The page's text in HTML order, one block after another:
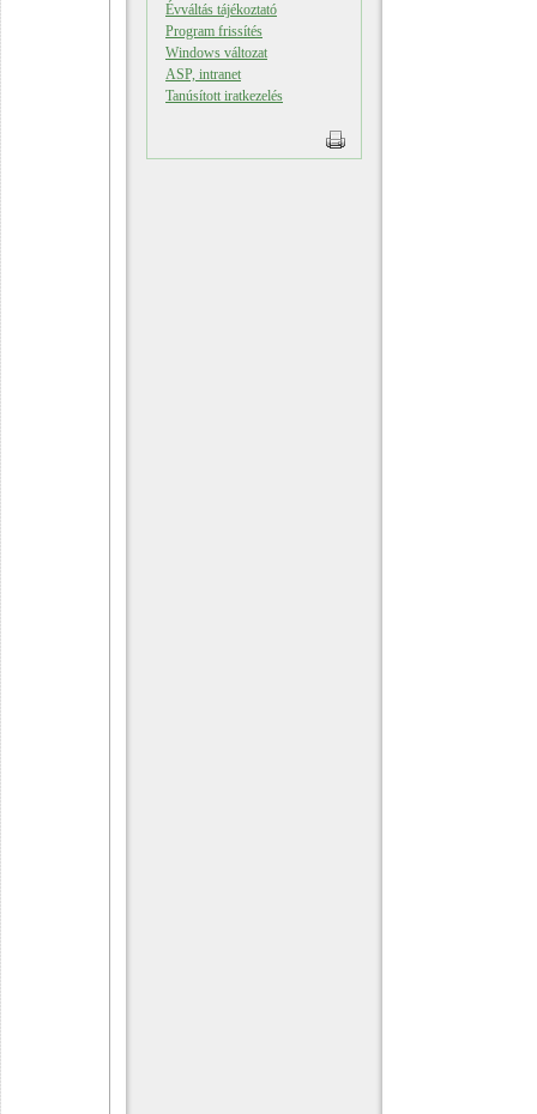
Évváltás tájékoztató
Program frissítés
Windows változat
ASP, intranet
Tanúsított iratkezelés